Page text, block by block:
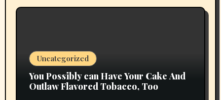
Uncategorized
You Possibly can Have Your Cake And
Outlaw Flavored Tobacco, Too